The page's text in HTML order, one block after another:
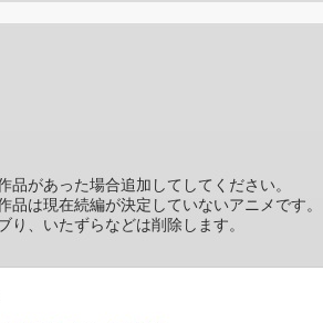
78-2）
品があった場合追加してしてください。
品は現在続編が決定していないアニメです。
り、いたずらなどは削除します。